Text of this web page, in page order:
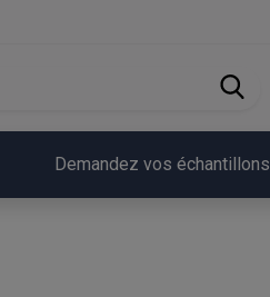
Demandez vos